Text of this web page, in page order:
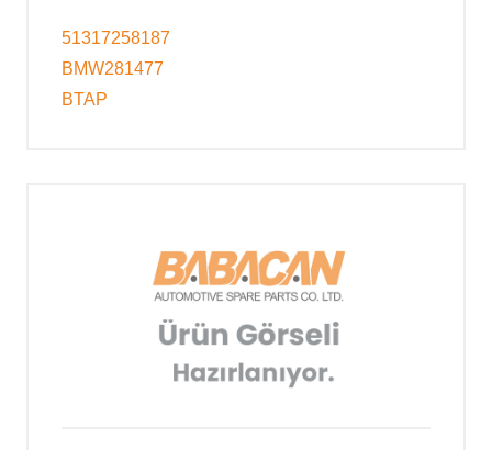
51317258187
BMW281477
BTAP